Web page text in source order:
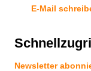
E-Mail
Newsletter